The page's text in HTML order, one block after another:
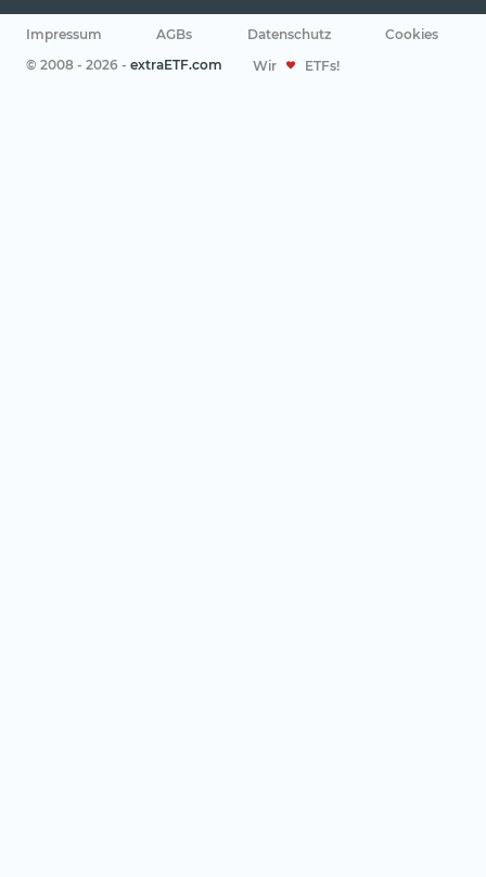
Impressum AGBs Datenschutz
Cookies
© 2008 - 2026 - extraETF.com Wir ETFs!